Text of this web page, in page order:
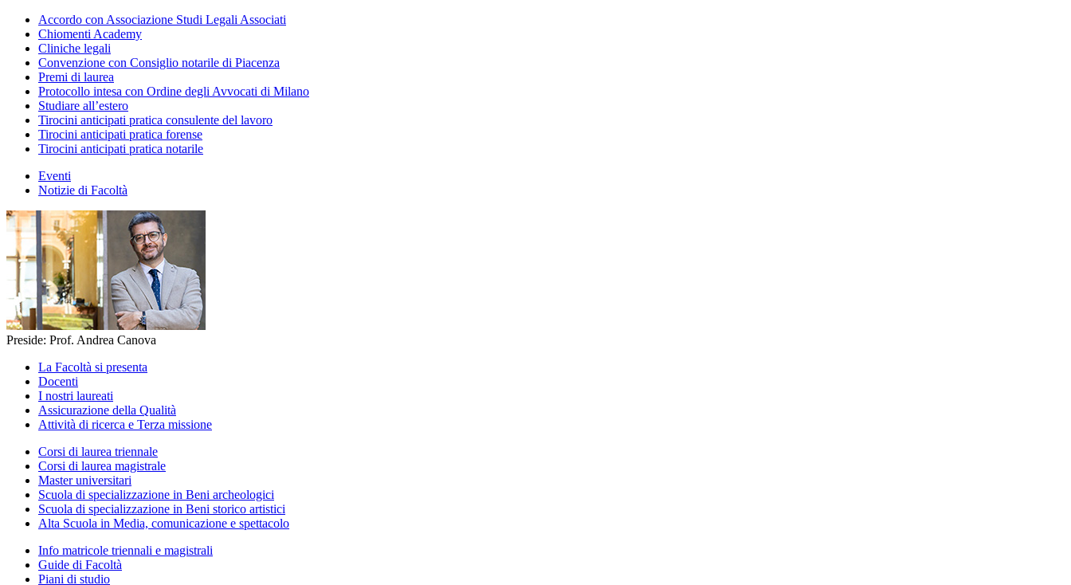
Accordo con Associazione Studi Legali Associati
Chiomenti Academy
Cliniche legali
Convenzione con Consiglio notarile di Piacenza
Premi di laurea
Protocollo intesa con Ordine degli Avvocati di Milano
Studiare all’estero
Tirocini anticipati pratica consulente del lavoro
Tirocini anticipati pratica forense
Tirocini anticipati pratica notarile
Eventi
Notizie di Facoltà
Preside: Prof. Andrea Canova
La Facoltà si presenta
Docenti
I nostri laureati
Assicurazione della Qualità
Attività di ricerca e Terza missione
Corsi di laurea triennale
Corsi di laurea magistrale
Master universitari
Scuola di specializzazione in Beni archeologici
Scuola di specializzazione in Beni storico artistici
Alta Scuola in Media, comunicazione e spettacolo
Info matricole triennali e magistrali
Guide di Facoltà
Piani di studio